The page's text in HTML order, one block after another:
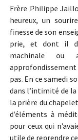
Frère Philippe
heureux, un
finesse de son
prie, et dont il
machinale ou
pas. En ce samedi
dans l’intimité de
la prière du
d’éléments à
pour ceux qui
utile de reprendre